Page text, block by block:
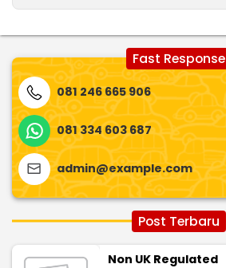
Fast Response
081 246 665 906
081 334 603 687
admin@example.com
Post Terbaru
Non UK Regulated